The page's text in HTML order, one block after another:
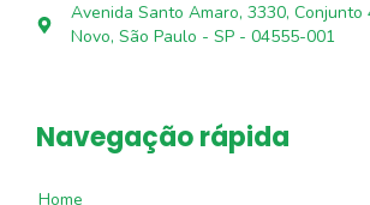
Avenida Santo Amaro, 3330, Conjunto
Novo, São Paulo - SP - 04555-001
Navegação rápida
Home